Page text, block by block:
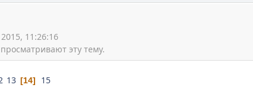
11:26:16
эту тему.
13 14 15